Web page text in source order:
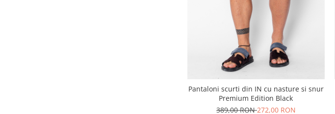
Pantaloni scurti din IN cu nasture si snur
Premium Edition Black
389,00 RON272,00 RON